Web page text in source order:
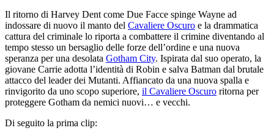
Il ritorno di Harvey Dent come Due Facce spinge Wayne ad
indossare di nuovo il manto del Cavaliere Oscuro e la drammatica
cattura del criminale lo riporta a combattere il crimine diventando al
tempo stesso un bersaglio delle forze dell’ordine e una nuova
speranza per una desolata Gotham City. Ispirata dal suo operato, la
giovane Carrie adotta l’identità di Robin e salva Batman dal brutale
attacco del leader dei Mutanti. Affiancato da una nuova spalla e
rinvigorito da uno scopo superiore, il Cavaliere Oscuro ritorna per
proteggere Gotham da nemici nuovi… e vecchi.
Di seguito la prima clip: